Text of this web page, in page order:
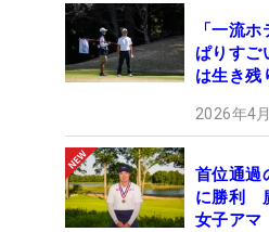
「一流
ぱりす
は生き残
2026年4
首位通過
に勝利
女子アマ